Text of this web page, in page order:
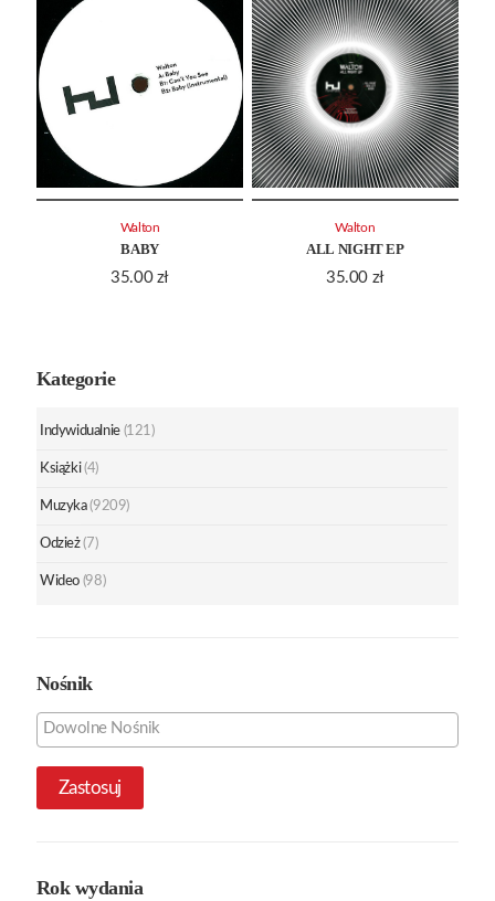
BABY
35.00 zł
Walton
ALL NIGHT EP
35.00 zł
Walton
Kategorie
Indywidualnie (121)
Książki (4)
Muzyka (9209)
Odzież (7)
Wideo (98)
Nośnik
Zastosuj
Rok wydania